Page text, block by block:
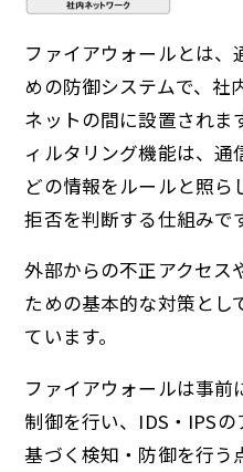
ファイアウォールとは、
めの防御システムで、社
ネットの間に設置されま
ィルタリング機能は、通
どの情報をルールと照ら
拒否を判断する仕組みで
外部からの不正アクセス
ための基本的な対策とし
ています。
ファイアウォールは事前
制御を行い、IDS・IPS
基づく検知・防御を行う